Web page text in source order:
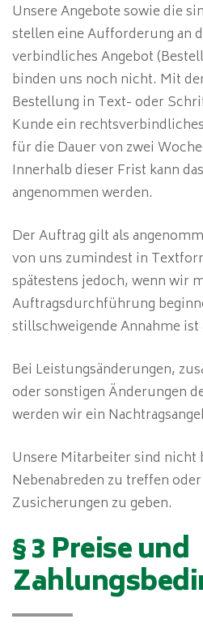
Unsere Angebote sowie die
stellen eine Aufforderung an
verbindliches Angebot
binden uns noch nicht. Mit
Bestellung in Text- oder
Kunde ein
für die Dauer von zwei
Innerhalb dieser Frist kann
angenommen werden.
Der Auftrag gilt als
von uns zumindest in
spätestens jedoch, wenn wir
Auftragsdurchführung
stillschweigende Annahme ist
Bei Leistungsänderungen,
oder sonstigen Änderungen
werden wir ein
Unsere Mitarbeiter sind
Nebenabreden zu treffen
Zusicherungen zu geben.
§ 3 Preise und